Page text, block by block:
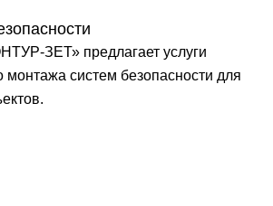
ЗЕТ» предлагает услуги
монтажа систем безопасности для